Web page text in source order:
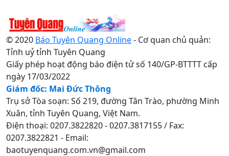
© 2020 Báo Tuyên Quang Online- Cơ quan chủ quản:
Tỉnh uỷ tỉnh Tuyên Quang
Giấy phép hoạt động báo điện tử số 140/GP-BTTTT cấp
ngày 17/03/2022
Giám đốc: Mai Đức Thông
Trụ sở Tòa soạn: Số 219, đường Tân Trào, phường Minh
Xuân, tỉnh Tuyên Quang, Việt Nam.
Điện thoại: 0207.3822820 - 0207.3817155 / Fax:
0207.3822821 - Email:
baotuyenquang.com.vn@gmail.com